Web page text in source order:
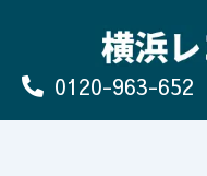
0120-963-652